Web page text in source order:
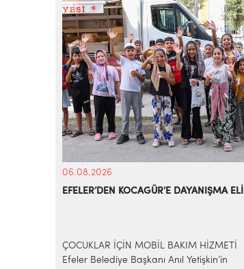
06.08.2026
EFELER’DEN KOCAGÜR’E DAYANIŞMA ELİ
ÇOCUKLAR İÇİN MOBİL BAKIM HİZMETİ
Efeler Belediye Başkanı Anıl Yetişkin’in